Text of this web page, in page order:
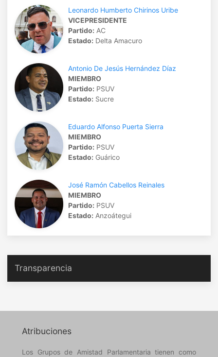
Leonardo Humberto Chirinos Uribe
VICEPRESIDENTE
Partido: AC
Estado: Delta Amacuro
Antonio De Jesús Hernández Díaz
MIEMBRO
Partido: PSUV
Estado: Sucre
Eduardo Alfonso Puerta Sierra
MIEMBRO
Partido: PSUV
Estado: Guárico
José Ramón Cabellos Reinales
MIEMBRO
Partido: PSUV
Estado: Anzoátegui
Transparencia
Atribuciones
Los Grupos de Amistad Parlamentaria tienen como